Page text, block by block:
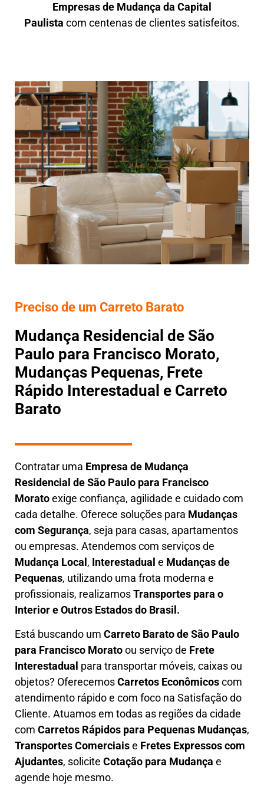
Empresas de Mudança da Capital
Paulista com centenas de clientes satisfeitos.
Preciso de um Carreto Barato
Mudança Residencial de São
Paulo para Francisco Morato,
Mudanças Pequenas, Frete
Rápido Interestadual e Carreto
Barato
Contratar uma Empresa de Mudança
Residencial de São Paulo para Francisco
Moratoexige confiança, agilidade e cuidado com
cada detalhe. Oferece soluções para Mudanças
com Segurança, seja para casas, apartamentos
ou empresas. Atendemos com serviços de
Mudança Local, Interestadual e Mudanças de
Pequenas, utilizando uma frota moderna e
profissionais, realizamosTransportes para o
Interior e Outros Estados do Brasil.
Está buscando um Carreto Baratode São Paulo
para Francisco Moratoou serviço de Frete
Interestadual para transportar móveis, caixas ou
objetos? OferecemosCarretos Econômicoscom
atendimento rápido e com foco na Satisfação do
Cliente. Atuamos em todas as regiões da cidade
com Carretos Rápidos para Pequenas Mudanças,
TransportesComerciaise Fretes Expressos com
Ajudantes, solicite Cotação para Mudança e
agende hoje mesmo.